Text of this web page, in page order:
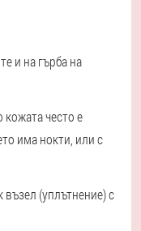
и на гърба на
кожата често е
има нокти, или с
възел (уплътнение) с